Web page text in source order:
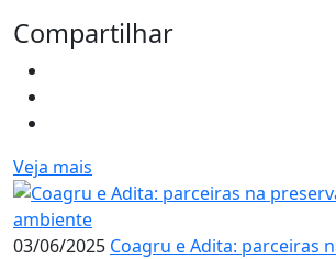
Compartilhar
Veja mais
03/06/2025 Coagru e Adita: parceiras